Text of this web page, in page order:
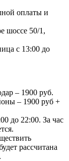
оплаты и
шоссе 50/1,
с 13:00 до
– 1900 руб.
– 1900 руб +
до 22:00. За час
рассчитана